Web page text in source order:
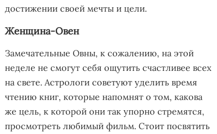
достижении своей мечты и цели.
Женщина-Овен
Замечательные Овны, к сожалению, на этой
неделе не смогут себя ощутить счастливее всех
на свете. Астрологи советуют уделить время
чтению книг, которые напомнят о том, какова
же цель, к которой они так упорно стремятся,
просмотреть любимый фильм. Стоит посвятить